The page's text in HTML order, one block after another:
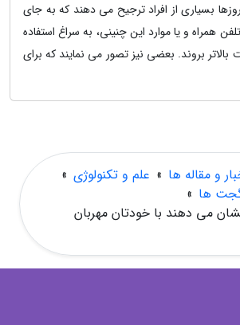
بسیاری از افراد ترجیح می دهند که به جای
همراه و یا موارد این چنینی، به سراغ استفاده
بالاتر بروند. بعضی نیز تصور می نمایند که برای
و مقاله ها » علم و تکنولوژی »
گجت ها »
می دهند با خودتان مهربان